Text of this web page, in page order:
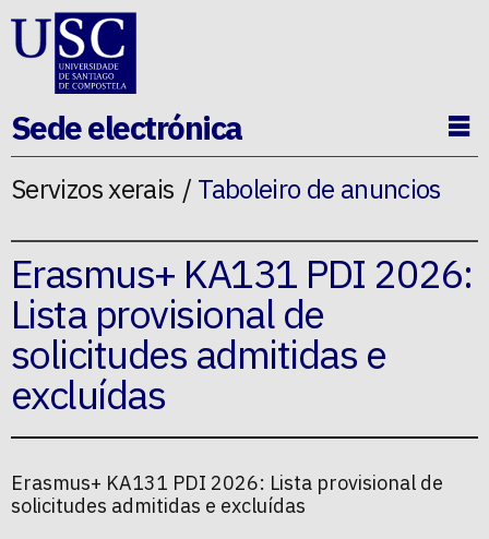
Ir ao contido da p�xina
Sede electrónica
Servizos xerais Taboleiro de anuncios
Erasmus+ KA131 PDI 2026:
Lista provisional de
solicitudes admitidas e
excluídas
Erasmus+ KA131 PDI 2026: Lista provisional de
solicitudes admitidas e excluídas